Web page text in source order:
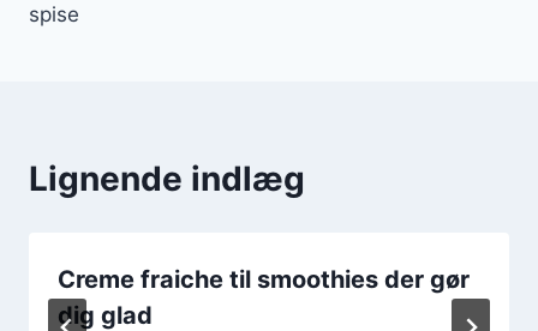
spise
Lignende indlæg
Creme fraiche til smoothies der gør
dig glad